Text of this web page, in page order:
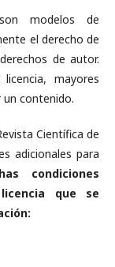
modelos de
el derecho de
de autor.
mayores
un contenido.
Científica de
adicionales para
condiciones
que se